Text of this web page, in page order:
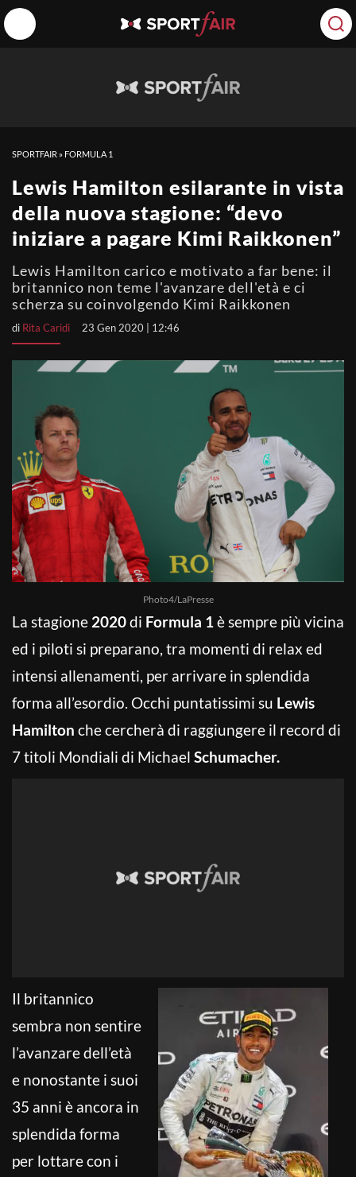
SPORTFAIR » FORMULA 1
Lewis Hamilton esilarante in vista
della nuova stagione: “devo
iniziare a pagare Kimi Raikkonen”
Lewis Hamilton carico e motivato a far bene: il
britannico non teme l'avanzare dell'età e ci
scherza su coinvolgendo Kimi Raikkonen
di Rita Caridi 23 Gen 2020 | 12:46
Photo4/LaPresse
La stagione 2020di Formula 1è sempre più vicina
ed i piloti si preparano, tra momenti di relax ed
intensi allenamenti, per arrivare in splendida
forma all’esordio. Occhi puntatissimi su Lewis
Hamilton che cercherà di raggiungere il record di
7 titoli Mondiali di Michael Schumacher.
Il britannico
sembra non sentire
l’avanzare dell’età
e nonostante i suoi
35 anni è ancora in
splendida forma
per lottare con i